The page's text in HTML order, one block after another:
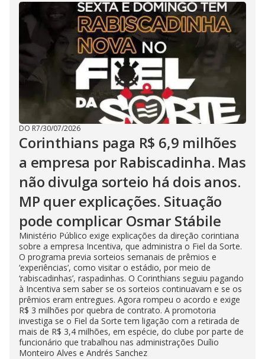
DO R7/30/07/2026
Corinthians paga R$ 6,9 milhões
a empresa por Rabiscadinha. Mas
não divulga sorteio há dois anos.
MP quer explicações. Situação
pode complicar Osmar Stábile
Ministério Público exige explicações da direção corintiana
sobre a empresa Incentiva, que administra o Fiel da Sorte.
O programa previa sorteios semanais de prêmios e
‘experiências’, como visitar o estádio, por meio de
‘rabiscadinhas’, raspadinhas. O Corinthians seguiu pagando
à Incentiva sem saber se os sorteios continuavam e se os
prêmios eram entregues. Agora rompeu o acordo e exige
R$ 3 milhões por quebra de contrato. A promotoria
investiga se o Fiel da Sorte tem ligação com a retirada de
mais de R$ 3,4 milhões, em espécie, do clube por parte de
funcionário que trabalhou nas administrações Duílio
Monteiro Alves e Andrés Sanchez